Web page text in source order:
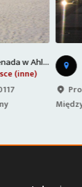
M
olo i promenada w Ahlbeck
ciekawe
Promenada
Międzyzdroje,